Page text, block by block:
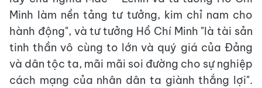
Minh làm nền tảng tư tưởng, kim chỉ nam cho
hành động", và tư tưởng Hồ Chí Minh "là tài sản
tinh thần vô cùng to lớn và quý giá của Đảng
và dân tộc ta, mãi mãi soi đường cho sự nghiệp
cách mạng của nhân dân ta giành thắng lợi".